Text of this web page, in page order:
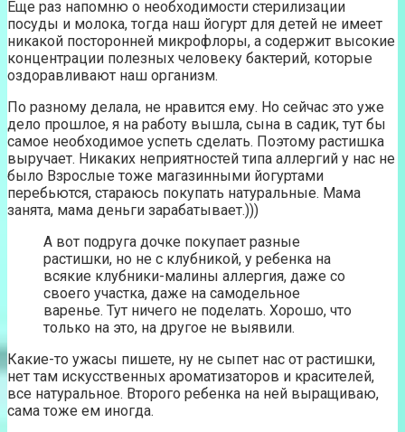
Еще раз напомню о необходимости стерилизации
посуды и молока, тогда наш йогурт для детей не имеет
никакой посторонней микрофлоры, а содержит высокие
концентрации полезных человеку бактерий, которые
оздоравливают наш организм.
По разному делала, не нравится ему. Но сейчас это уже
дело прошлое, я на работу вышла, сына в садик, тут бы
самое необходимое успеть сделать. Поэтому растишка
выручает. Никаких неприятностей типа аллергий у нас не
было Взрослые тоже магазинными йогуртами
перебьются, стараюсь покупать натуральные. Мама
занята, мама деньги зарабатывает.)))
А вот подруга дочке покупает разные
растишки, но не с клубникой, у ребенка на
всякие клубники-малины аллергия, даже со
своего участка, даже на самодельное
варенье. Тут ничего не поделать. Хорошо, что
только на это, на другое не выявили.
Какие-то ужасы пишете, ну не сыпет нас от растишки,
нет там искусственных ароматизаторов и красителей,
все натуральное. Второго ребенка на ней выращиваю,
сама тоже ем иногда.